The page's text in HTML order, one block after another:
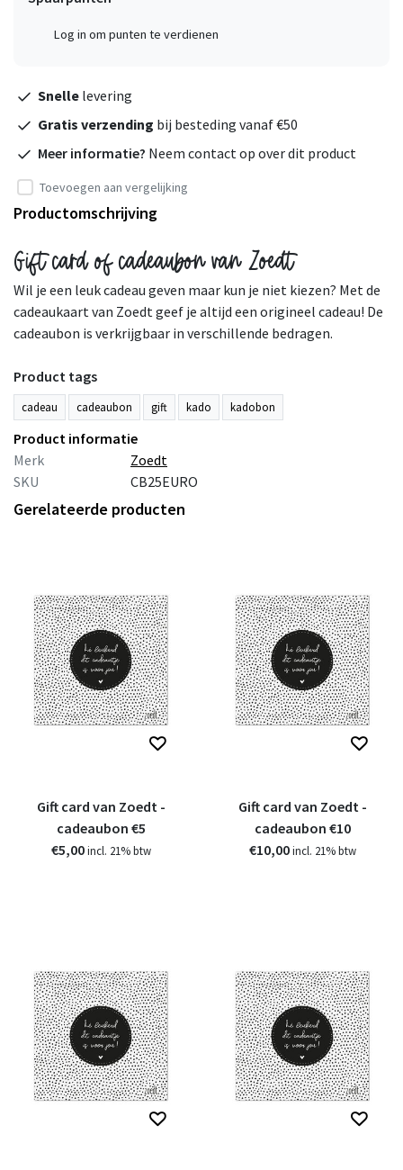
Log in om punten te verdienen
Snelle levering
Gratis verzending bij besteding vanaf €50
Meer informatie? Neem contact op over dit product
Toevoegen aan vergelijking
Productomschrijving
Gift card of cadeaubon van Zoedt
Wil je een leuk cadeau geven maar kun je niet kiezen? Met de
cadeaukaart van Zoedt geef je altijd een origineel cadeau! De
cadeaubon is verkrijgbaar in verschillende bedragen.
Product tags
cadeau cadeaubon gift kado kadobon
Product informatie
Merk
Zoedt
SKU
CB25EURO
Gerelateerde producten
Gift card van Zoedt -
cadeaubon €5
€5,00 incl. 21% btw
Gift card van Zoedt -
cadeaubon €10
€10,00 incl. 21% btw